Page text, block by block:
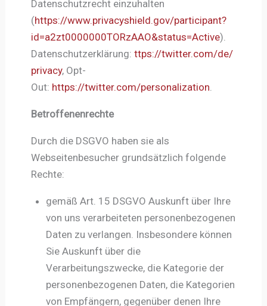
Datenschutzrecht einzuhalten
(https://www.privacyshield.gov/participant?
id=a2zt0000000TORzAAO&status=Active).
Datenschutzerklärung: ttps://twitter.com/de/
privacy, Opt-
Out: https://twitter.com/personalization
Betroffenenrechte
Durch die DSGVO haben sie als
Webseitenbesucher grundsätzlich folgende
Rechte:
gemäß Art. 15 DSGVO Auskunft über Ihre
von uns verarbeiteten personenbezogenen
Daten zu verlangen. Insbesondere können
Sie Auskunft über die
Verarbeitungszwecke, die Kategorie der
personenbezogenen Daten, die Kategorien
von Empfängern, gegenüber denen Ihre